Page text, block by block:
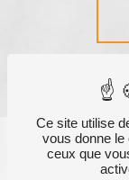
**
ses
et
Ce site utilise
vous donne le
ceux que